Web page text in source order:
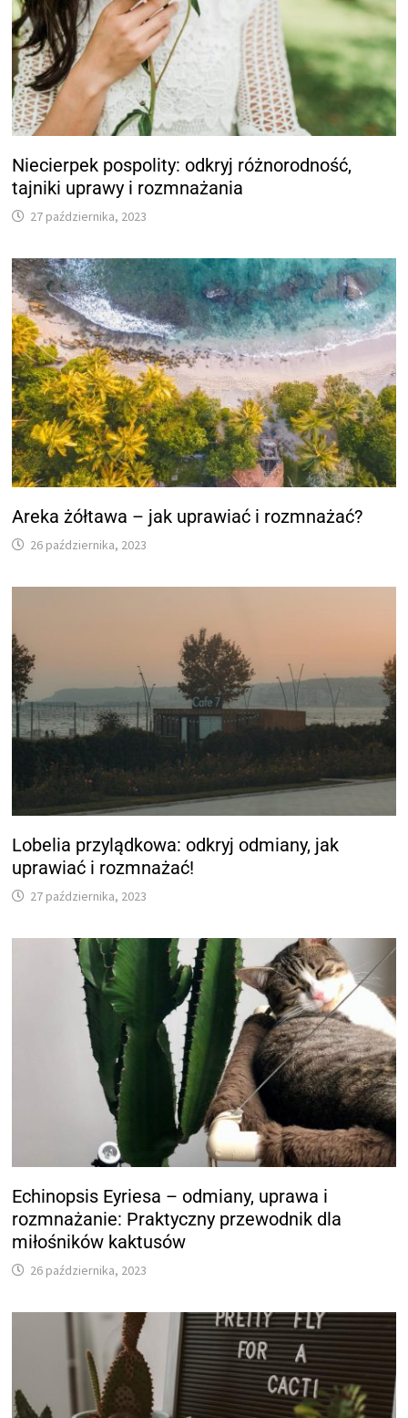
Niecierpek pospolity: odkryj różnorodność,
tajniki uprawy i rozmnażania
27 października, 2023
Areka żółtawa – jak uprawiać i rozmnażać?
26 października, 2023
Lobelia przylądkowa: odkryj odmiany, jak
uprawiać i rozmnażać!
27 października, 2023
Echinopsis Eyriesa – odmiany, uprawa i
rozmnażanie: Praktyczny przewodnik dla
miłośników kaktusów
26 października, 2023